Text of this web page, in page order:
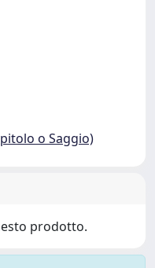
o Saggio)
prodotto.